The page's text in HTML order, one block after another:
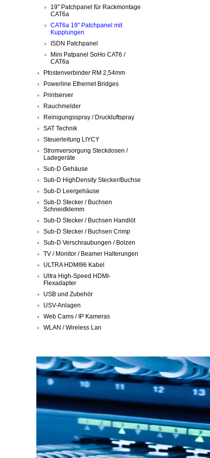
19" Patchpanel für Rackmontage
CAT6a
CAT6a 19" Patchpanel mit
Kupplungen
ISDN Patchpanel
Mini Patpanel SoHo CAT6 /
CAT6a
Pfostenverbinder RM 2,54mm
Powerline Ethernet Bridges
Printserver
Rauchmelder
Reinigungsspray / Druckluftspray
SAT Technik
Steuerleitung LIYCY
Stromversorgung Steckdosen /
Ladegeräte
Sub-D Gehäuse
Sub-D HighDensity Stecker/Buchse
Sub-D Leergehäuse
Sub-D Stecker / Buchsen
Schneidklemm
Sub-D Stecker / Buchsen Handlöt
Sub-D Stecker / Buchsen Crimp
Sub-D Verschraubungen / Bolzen
TV / Monitor / Beamer Halterungen
ULTRA HDMI96 Kabel
Ultra High-Speed HDMI-
Flexadapter
USB und Zubehör
USV-Anlagen
Web Cams / IP Kameras
WLAN / Wireless Lan